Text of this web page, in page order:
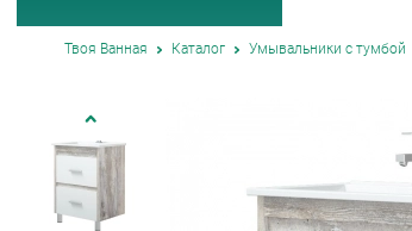
Твоя Ванная Каталог Умывальники с тумбой